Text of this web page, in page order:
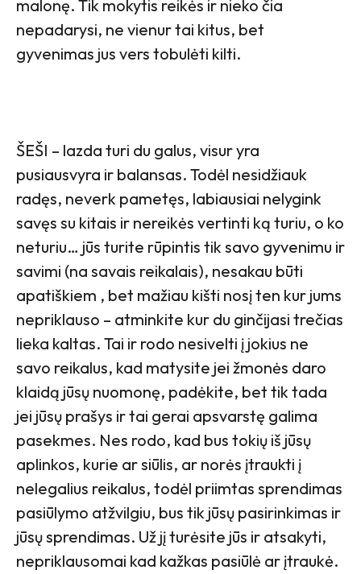
malonę. Tik mokytis reikės ir nieko čia
nepadarysi, ne vienur tai kitus, bet
gyvenimas jus vers tobulėti kilti.
ŠEŠI – lazda turi du galus, visur yra
pusiausvyra ir balansas. Todėl nesidžiauk
radęs, neverk pametęs, labiausiai nelygink
savęs su kitais ir nereikės vertinti ką turiu, o ko
neturiu… jūs turite rūpintis tik savo gyvenimu ir
savimi (na savais reikalais), nesakau būti
apatiškiem , bet mažiau kišti nosį ten kur jums
nepriklauso – atminkite kur du ginčijasi trečias
lieka kaltas. Tai ir rodo nesivelti į jokius ne
savo reikalus, kad matysite jei žmonės daro
klaidą jūsų nuomonę, padėkite, bet tik tada
jei jūsų prašys ir tai gerai apsvarstę galima
pasekmes. Nes rodo, kad bus tokių iš jūsų
aplinkos, kurie ar siūlis, ar norės įtraukti į
nelegalius reikalus, todėl priimtas sprendimas
pasiūlymo atžvilgiu, bus tik jūsų pasirinkimas ir
jūsų sprendimas. Už jį turėsite jūs ir atsakyti,
nepriklausomai kad kažkas pasiūlė ar įtraukė.